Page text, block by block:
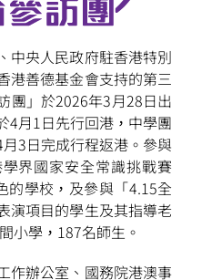
中央人民政府駐香港特別
港善德基金會支持的第三
團」於2026年3月28日出
4月1日先行回港，中學團
3日完成行程返港。參與
界國家安全常識挑戰賽
的學校，及參與「4.15全
演項目的學生及其指導老
小學，187名師生。
作辦公室、國務院港澳事